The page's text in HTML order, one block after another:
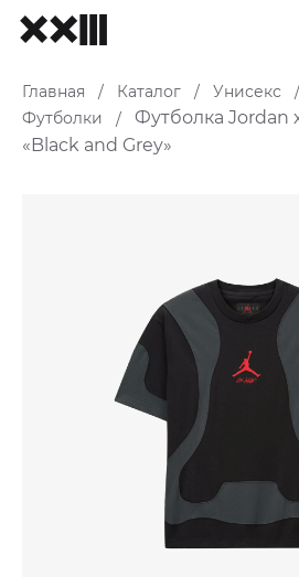
Главная / Каталог / Унисекс /
Футболки
/
Футболка Jordan
«Black and Grey»